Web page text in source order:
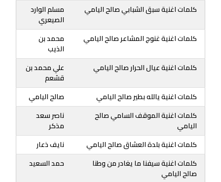
كلمات اغنية سبق الشبابي صالح اليامي
مسلم الوارد
الصيعري
كلمات اغنية غنوج المشاعر صالح اليامي
محمد بن
الذيب
كلمات اغنية عيال الحرار صالح اليامي
علي محمد بن
قشعم
كلمات اغنية يالله بطير صالح اليامي
صالح اليامي
كلمات اغنية الموقف السامي صالح
اليامي
ناصر سعد
مذكر
كلمات اغنية بلدة العشاق صالح اليامي
نايف ذعار
كلمات اغنية سيفنا ما يغادر من وطنا
صالح اليامي
حمد السعيد